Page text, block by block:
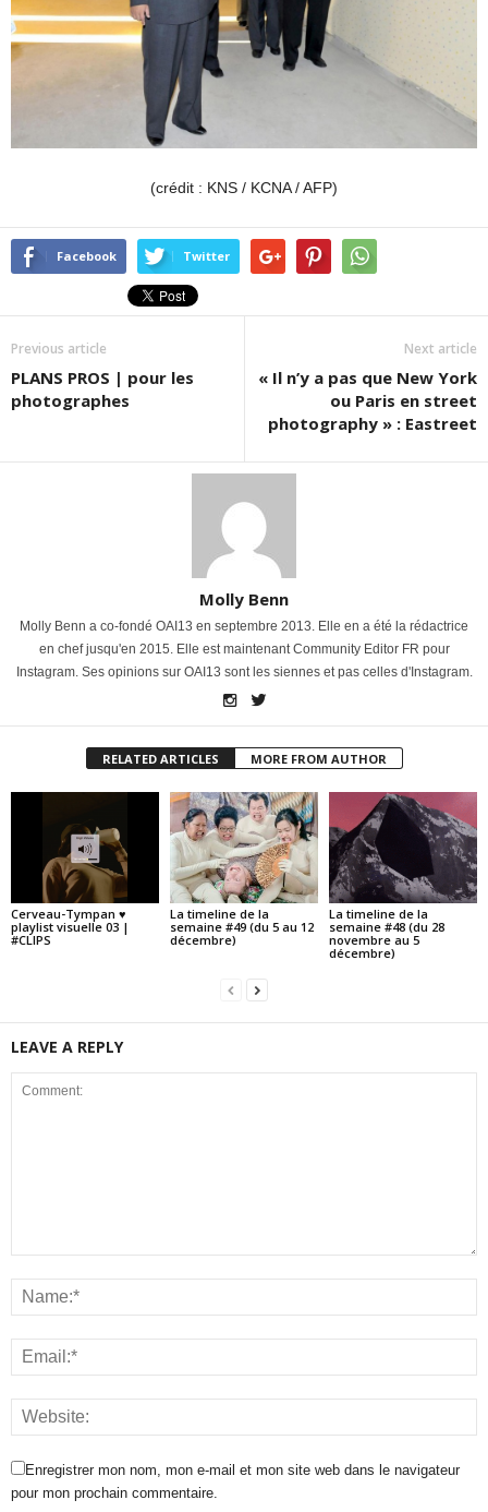
(crédit : KNS / KCNA / AFP)
Facebook Twitter
Previous article
PLANS PROS | pour les
photographes
Next article
« Il n’y a pas que New York
ou Paris en street
photography » : Eastreet
Molly Benn
Molly Benn a co-fondé OAI13 en septembre 2013. Elle en a été la rédactrice
en chef jusqu'en 2015. Elle est maintenant Community Editor FR pour
Instagram. Ses opinions sur OAI13 sont les siennes et pas celles d'Instagram.
RELATED ARTICLES MORE FROM AUTHOR
Cerveau-Tympan ♥
playlist visuelle 03 |
#CLIPS
La timeline de la
semaine #49 (du 5 au 12
décembre)
La timeline de la
semaine #48 (du 28
novembre au 5
décembre)
LEAVE A REPLY
Enregistrer mon nom, mon e-mail et mon site web dans le navigateur
pour mon prochain commentaire.